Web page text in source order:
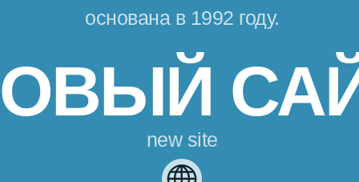
основана в 1992 году.
new site